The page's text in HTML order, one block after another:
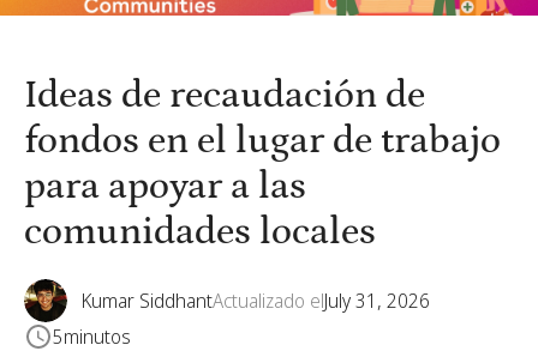
Ideas de recaudación de
fondos en el lugar de trabajo
para apoyar a las
comunidades locales
Kumar SiddhantActualizado elJuly 31, 2026
5minutos